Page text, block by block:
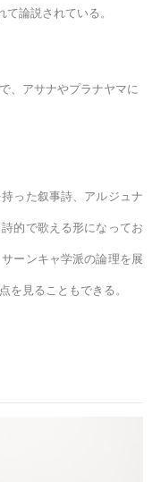
論説されている。
、アサナやプラナヤマに
った叙事詩、アルジュナ
的で歌える形になってお
ーンキャ学派の論理を展
を見ることもできる。